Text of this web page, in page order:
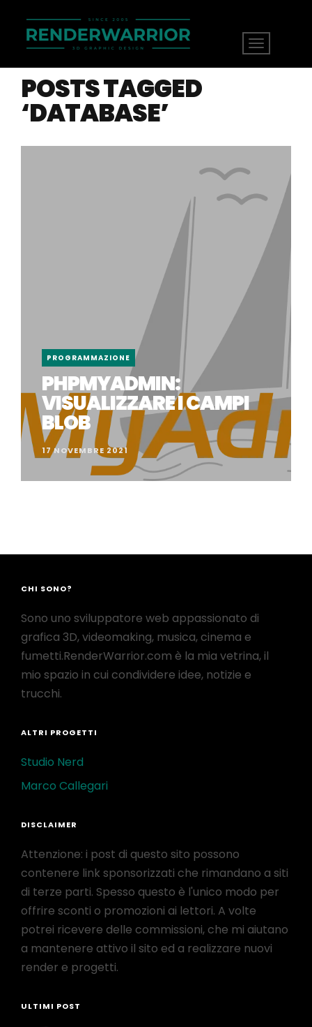
POSTS TAGGED
‘DATABASE’
PROGRAMMAZIONE
PHPMYADMIN:
VISUALIZZARE I CAMPI
BLOB
17 NOVEMBRE 2021
CHI SONO?
Sono uno sviluppatore web appassionato di
grafica 3D, videomaking, musica, cinema e
fumetti.RenderWarrior.com è la mia vetrina, il
mio spazio in cui condividere idee, notizie e
trucchi.
ALTRI PROGETTI
Studio Nerd
Marco Callegari
DISCLAIMER
Attenzione: i post di questo sito possono
contenere link sponsorizzati che rimandano a siti
di terze parti. Spesso questo è l'unico modo per
offrire sconti o promozioni ai lettori. A volte
potrei ricevere delle commissioni, che mi aiutano
a mantenere attivo il sito ed a realizzare nuovi
render e progetti.
ULTIMI POST